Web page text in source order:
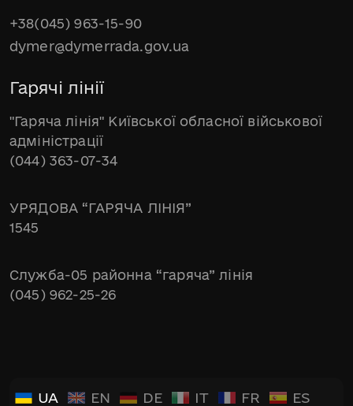
+38(045) 963-15-90
dymer@dymerrada.gov.ua
Гарячі лінії
"Гаряча лінія" Київської обласної військової
адміністрації
(044) 363-07-34
УРЯДОВА “ГАРЯЧА ЛІНІЯ”
1545
Служба-05 районна “гаряча” лінія
(045) 962-25-26
UA EN DE IT FR ES